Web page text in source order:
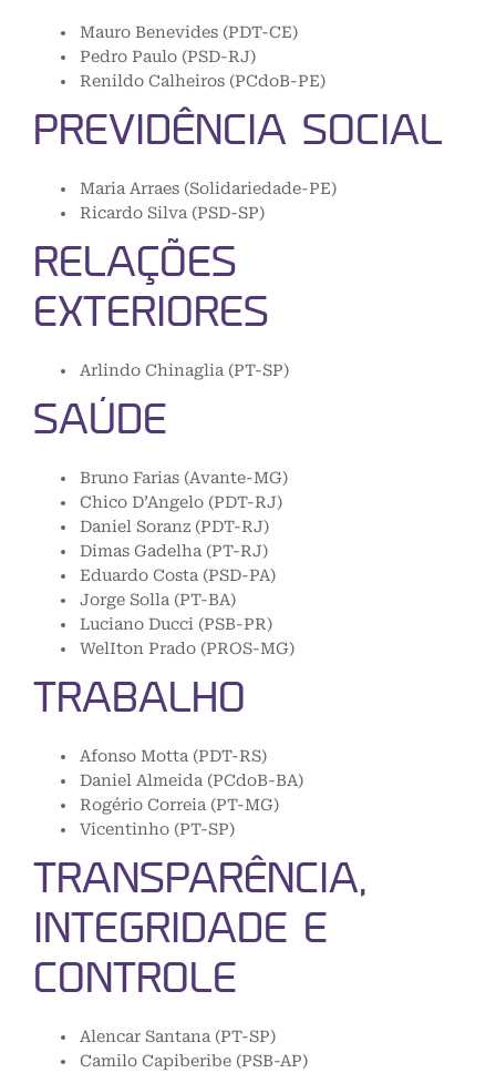
Mauro Benevides (PDT-CE)
Pedro Paulo (PSD-RJ)
Renildo Calheiros (PCdoB-PE)
PREVIDÊNCIA SOCIAL
Maria Arraes (Solidariedade-PE)
Ricardo Silva (PSD-SP)
RELAÇÕES
EXTERIORES
Arlindo Chinaglia (PT-SP)
SAÚDE
Bruno Farias (Avante-MG)
Chico D’Angelo (PDT-RJ)
Daniel Soranz (PDT-RJ)
Dimas Gadelha (PT-RJ)
Eduardo Costa (PSD-PA)
Jorge Solla (PT-BA)
Luciano Ducci (PSB-PR)
WelIton Prado (PROS-MG)
TRABALHO
Afonso Motta (PDT-RS)
Daniel Almeida (PCdoB-BA)
Rogério Correia (PT-MG)
Vicentinho (PT-SP)
TRANSPARÊNCIA,
INTEGRIDADE E
CONTROLE
Alencar Santana (PT-SP)
Camilo Capiberibe (PSB-AP)